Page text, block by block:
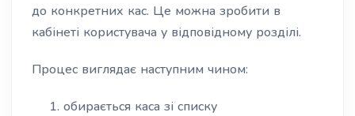
до конкретних кас. Це можна зробити в
кабінеті користувача у відповідному розділі.
Процес виглядає наступним чином:
обирається каса зі списку